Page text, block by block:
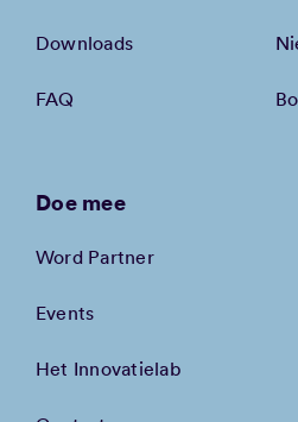
Downloads
FAQ
Doe mee
Word Partner
Events
Het Innovatielab